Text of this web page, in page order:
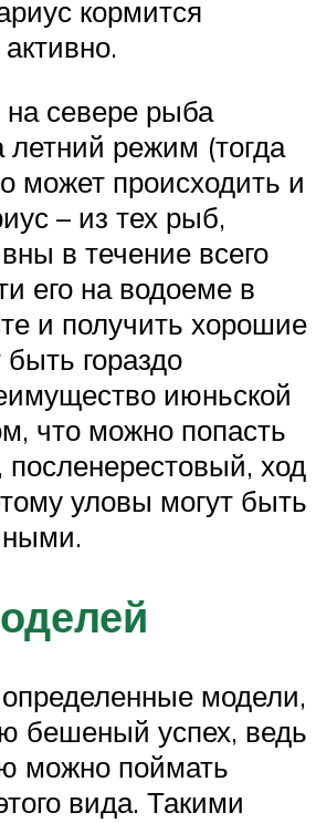
кормится
севере рыба
летний режим (тогда
может происходить и
– из тех рыб,
в течение всего
его на водоеме в
и получить хорошие
гораздо
июньской
что можно попасть
ход
уловы могут быть
модели,
бешеный успех, ведь
можно поймать
вида. Такими